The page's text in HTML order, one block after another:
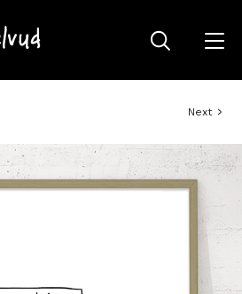
Next